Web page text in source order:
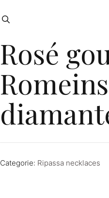
Rosé
Categorie: Ripassa necklaces